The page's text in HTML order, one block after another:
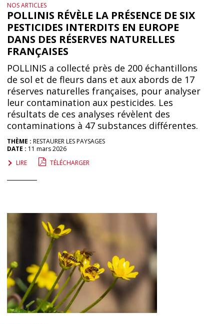
NOS ARTICLES
POLLINIS RÉVÈLE LA PRÉSENCE DE SIX
PESTICIDES INTERDITS EN EUROPE
DANS DES RÉSERVES NATURELLES
FRANÇAISES
POLLINIS a collecté près de 200 échantillons
de sol et de fleurs dans et aux abords de 17
réserves naturelles françaises, pour analyser
leur contamination aux pesticides. Les
résultats de ces analyses révèlent des
contaminations à 47 substances différentes.
THÈME : RESTAURER LES PAYSAGES
DATE : 11 mars 2026
LIRE
TÉLÉCHARGER